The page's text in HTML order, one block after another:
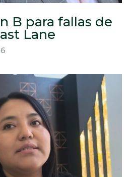
B para fallas de
Lane